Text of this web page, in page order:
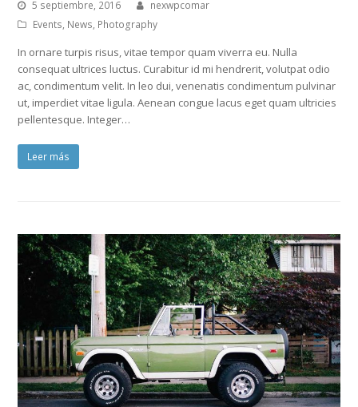
5 septiembre, 2016
nexwpcomar
Events, News, Photography
In ornare turpis risus, vitae tempor quam viverra eu. Nulla
consequat ultrices luctus. Curabitur id mi hendrerit, volutpat odio
ac, condimentum velit. In leo dui, venenatis condimentum pulvinar
ut, imperdiet vitae ligula. Aenean congue lacus eget quam ultricies
pellentesque. Integer…
Leer más